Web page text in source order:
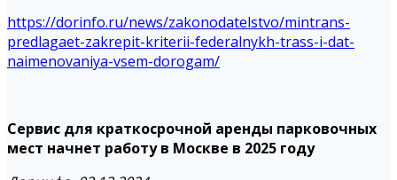
https://dorinfo.ru/news/zakonodatelstvo/mintrans-
predlagaet-zakrepit-kriterii-federalnykh-trass-i-dat-
naimenovaniya-vsem-dorogam/
Сервис для краткосрочной аренды парковочных
мест начнет работу в Москве в 2025 году